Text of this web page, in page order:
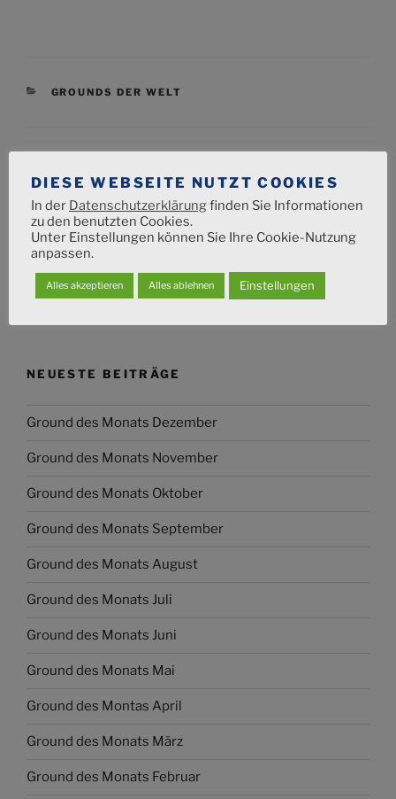
KATEGORIEN
GROUNDS DER WELT
Beitragsnavigation
Vorheriger
Beitrag
ZURÜCK
Grounds der Welt 7
Nächster
Beitrag
WEITER
Grounds der Welt 9
NEUESTE BEITRÄGE
Ground des Monats Dezember
Ground des Monats November
Ground des Monats Oktober
Ground des Monats September
Ground des Monats August
Ground des Monats Juli
Ground des Monats Juni
Ground des Monats Mai
Ground des Montas April
Ground des Monats März
Ground des Monats Februar
DIESE WEBSEITE NUTZT COOKIES
In der Datenschutzerklärungfinden Sie Informationen
zu den benutzten Cookies.
Unter Einstellungen können Sie Ihre Cookie-Nutzung
anpassen.
Alles akzeptieren Alles ablehnen Einstellungen